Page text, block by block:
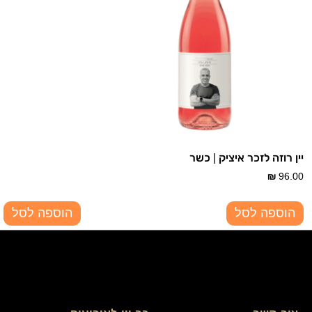
יין רוזה לזכר איציק | כשר
₪ 96.00
הוספה לסל הוספה לסל